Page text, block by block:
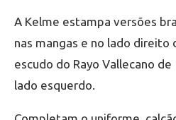
A Kelme estampa versões
nas mangas e no lado direito
escudo do Rayo Vallecano
lado esquerdo.